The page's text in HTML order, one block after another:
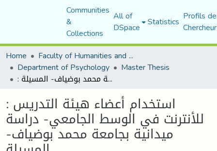
Communities
&
Collections
All of
DSpace Statistics Profils
Home
Faculty of Humanities and Social Sciences
Department of Psychology Master Thesis
: استخدام أعضاء هيئة التدريس للأنترنت في الوسط الجامعي- دراسة ميدانية بجامعة محمد بوضياف- المسيلة
: استخدام أعضاء هيئة التدريس
للأنترنت في الوسط الجامعي- دراسة
ميدانية بجامعة محمد بوضياف-